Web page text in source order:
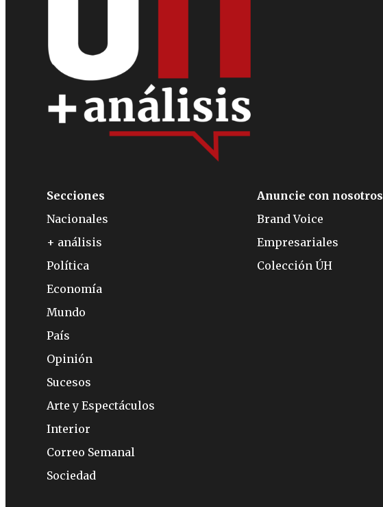
Secciones
Nacionales
+ análisis
Política
Economía
Mundo
País
Opinión
Sucesos
Arte y Espectáculos
Interior
Correo Semanal
Sociedad
Anuncie con nosotros
Brand Voice
Empresariales
Colección ÚH